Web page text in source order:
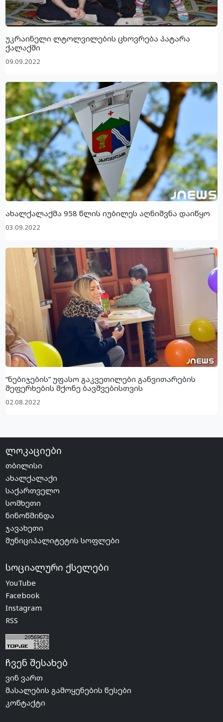
უკრაინელი ლტოლვილების ცხოვრება პატარა
ქალაქში
09.09.2022
ახალქალაქმა 958 წლის იუბილეს აღნიშვნა დაიწყო
03.09.2022
“ნებიჯების” უფასო გაკვეთილები განვითარების
შეფერხების მქონე ბავშვებისთვის
02.08.2022
ლოკაციები
თბილისი
ახალქალაქი
საქართველო
სომხეთი
ნინოწმინდა
ჯავახეთი
მუნიციპალიტეტის სოფლები
სოციალური ქსელები
YouTube
Facebook
Instagram
RSS
ჩვენ შესახებ
ვინ ვართ
მასალების გამოყენების წესები
კონტაქტი